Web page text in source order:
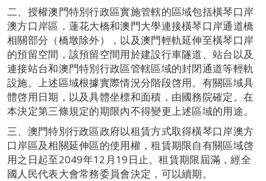
二、授權澳門特別行政區實施管轄的區域包括橫琴口岸
澳方口岸區，蓮花大橋和澳門大學連接橫琴口岸通道橋
相關部分（橋墩除外），以及澳門輕軌延伸至橫琴口岸
的預留空間，該預留空間用於建設行車隧道、站台以及
連接站台和澳門特別行政區管轄區域的封閉通道等輕軌
設施。上述區域根據實際情況分階段啓用。有關區域具
體啓用日期，以及具體坐標和面積，由國務院確定。在
本決定第三條規定的期限內不得變更上述區域的用途。
三、澳門特別行政區政府以租賃方式取得橫琴口岸澳方
口岸區及相關延伸區的使用權，租賃期限自有關區域啓
用之日起至2049年12月19日止。租賃期限屆滿，經全
國人民代表大會常務委員會決定，可以續期。